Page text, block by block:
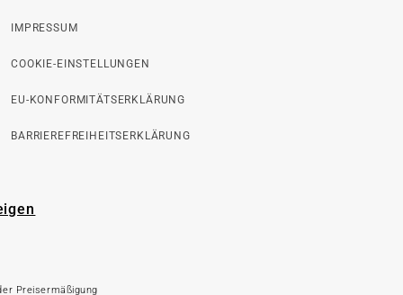
IMPRESSUM
COOKIE-EINSTELLUNGEN
EU-KONFORMITÄTSERKLÄRUNG
BARRIEREFREIHEITSERKLÄRUNG
Preisermäßigung